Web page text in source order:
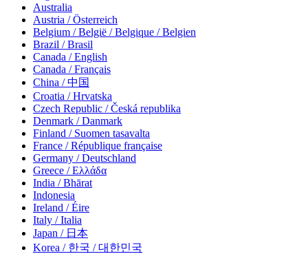
Australia
Austria / Österreich
Belgium / België / Belgique / Belgien
Brazil / Brasil
Canada / English
Canada / Français
China / 中国
Croatia / Hrvatska
Czech Republic / Česká republika
Denmark / Danmark
Finland / Suomen tasavalta
France / République française
Germany / Deutschland
Greece / Ελλάδα
India / Bhārat
Indonesia
Ireland / Éire
Italy / Italia
Japan / 日本
Korea / 한국 / 대한민국